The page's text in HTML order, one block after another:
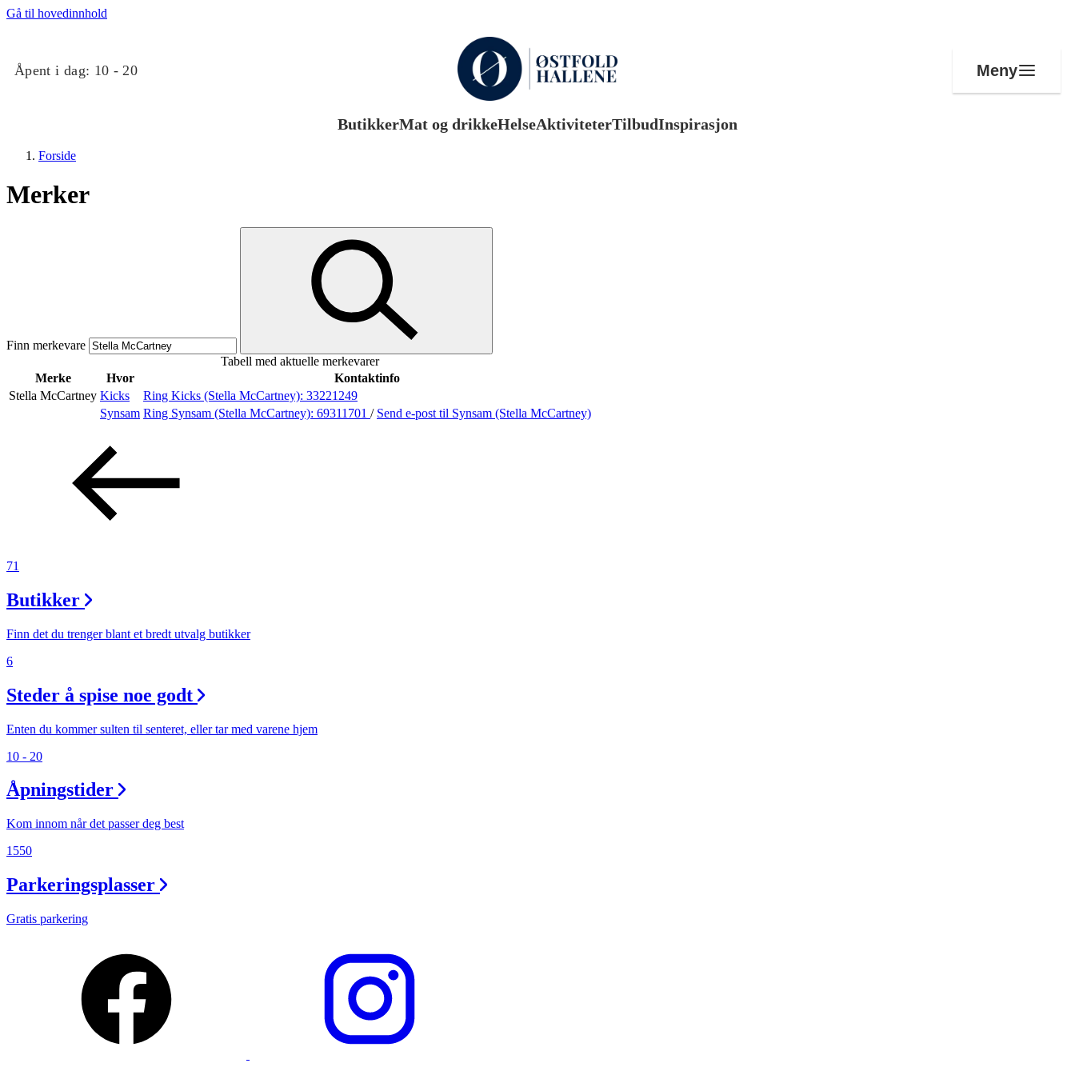
Gå til hovedinnhold
Åpent i dag: 10 - 20 Meny
ButikkerMat og drikkeHelseAktiviteterTilbudInspirasjon
Mat og drikke
Helse
Aktiviteter
Tilbud
Inspirasjon
Søk
Gavekort
Finn frem
Forside
Merker
Finn merkevare
Tabell med aktuelle merkevarer
Merke
Hvor
Kontaktinfo
Stella McCartney Kicks Ring Kicks (Stella McCartney): 33221249
Synsam Ring Synsam (Stella McCartney): 69311701 / Send e-post til Synsam (Stella McCartney)
71
Butikker
Finn det du trenger blant et bredt utvalg butikker
6
Steder å spise noe godt
Enten du kommer sulten til senteret, eller tar med varene hjem
10 - 20
Åpningstider
Kom innom når det passer deg best
1550
Parkeringsplasser
Gratis parkering